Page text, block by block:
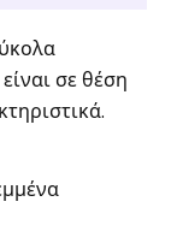
σε θέση